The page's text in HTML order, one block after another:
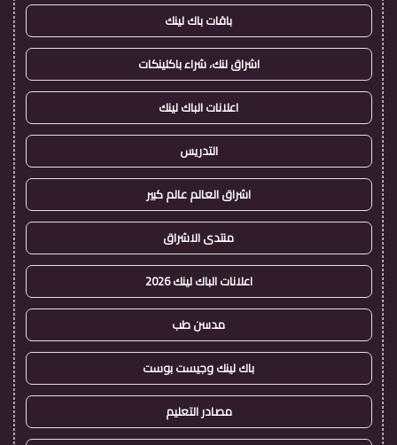
باقات باك لينك
اشراق لنك، شراء باكلينكات
اعلانات الباك لينك
التدريس
اشراق العالم عالم كبير
منتدى الاشراق
اعلانات الباك لينك 2026
مدسن طب
باك لينك وجيست بوست
مصادر التعليم